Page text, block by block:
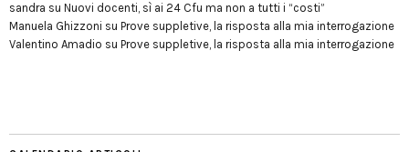
sandra su Nuovi docenti, sì ai 24 Cfu ma non a tutti i “costi”
Manuela Ghizzoni su Prove suppletive, la risposta alla mia interrogazione
Valentino Amadio su Prove suppletive, la risposta alla mia interrogazione